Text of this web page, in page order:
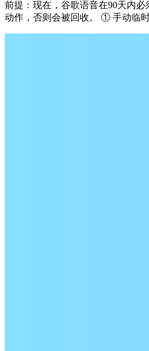
前提：现在，谷歌语音在90天内
动作，否则会被回收。 ① 手动临